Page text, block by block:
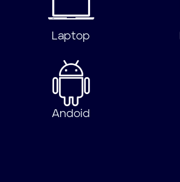
Laptop
Andoid